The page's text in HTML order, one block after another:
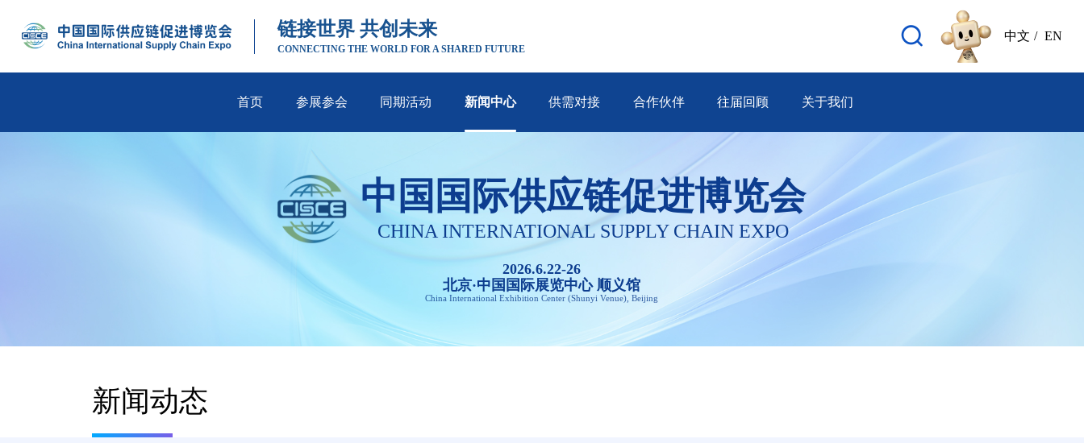
链接世界 共创未来
CONNECTING THE WORLD FOR A SHARED FUTURE
中文 / EN
首页 参展参会 同期活动 新闻中心 供需对接 合作伙伴 往届回顾 关于我们
中国国际供应链促进博览会
CHINA INTERNATIONAL SUPPLY CHAIN EXPO
2026.6.22-26
北京·中国国际展览中心 顺义馆
China International Exhibition Center (Shunyi Venue), Beijing
新闻动态